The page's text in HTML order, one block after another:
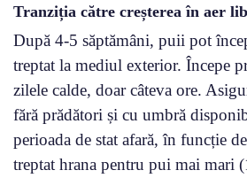
Tranziția către creșterea în aer
După 4-5 săptămâni, puii pot
treptat la mediul exterior. Începe
zilele calde, doar câteva ore.
fără prădători și cu umbră
perioada de stat afară, în funcție
treptat hrana pentru pui mai mari